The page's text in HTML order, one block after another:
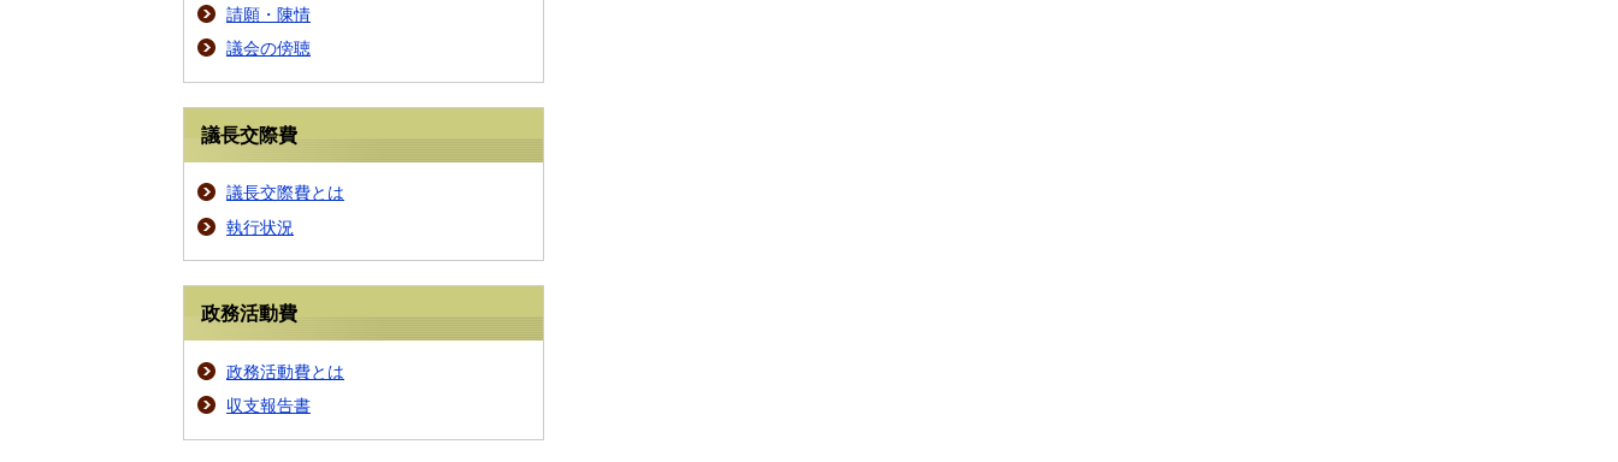
請願・陳情
議会の傍聴
議長交際費
議長交際費とは
執行状況
政務活動費
政務活動費とは
収支報告書